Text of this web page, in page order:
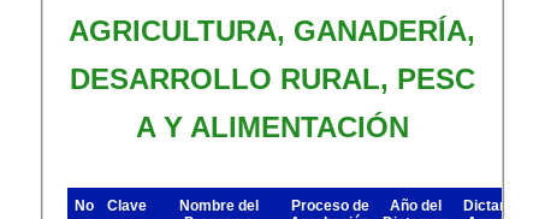
AGRICULTURA, GANADERÍA,
DESARROLLO RURAL, PESC​
A Y ALIMENTACIÓN
No Clave
Nombre del
Proceso de
Año del
Dictamen